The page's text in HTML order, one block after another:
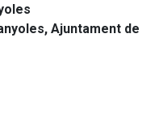
Ajuntament de